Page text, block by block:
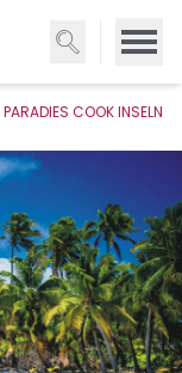
PARADIES COOK INSELN